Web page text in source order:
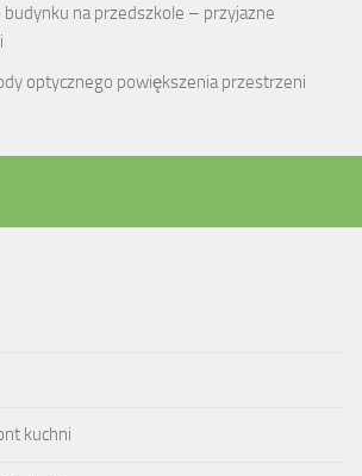
na przedszkole – przyjazne
optycznego powiększenia przestrzeni
kuchni